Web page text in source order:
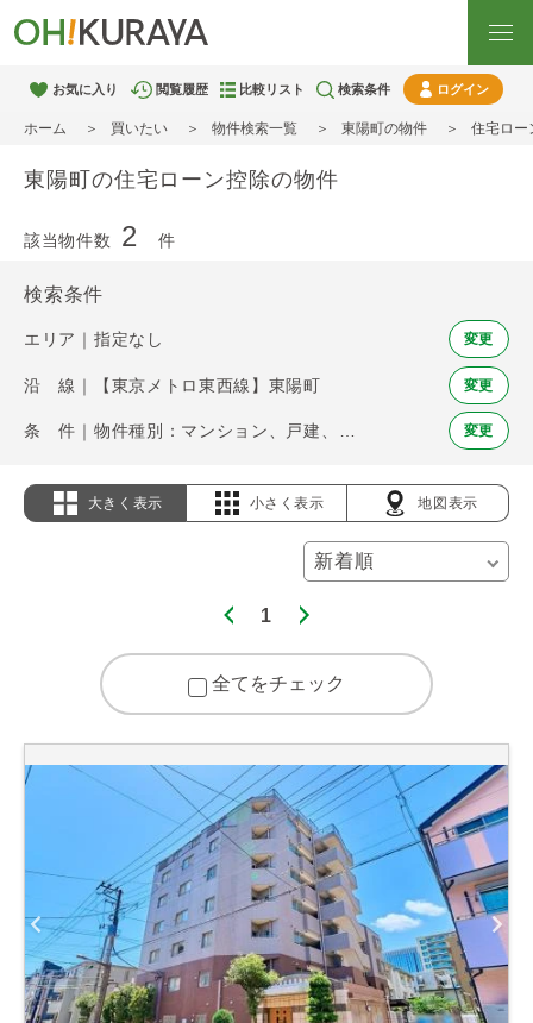
お気に入り 閲覧履歴 比較リスト 検索条件 ログイン
ホーム 買いたい 物件検索一覧 東陽町の物件 住宅ロー
東陽町の住宅ローン控除の物件
該当物件数 2 件
検索条件
エリア｜指定なし 変更
沿 線｜【東京メトロ東西線】東陽町 変更
変更
大きく表示 小さく表示 地図表示
1
全てをチェック